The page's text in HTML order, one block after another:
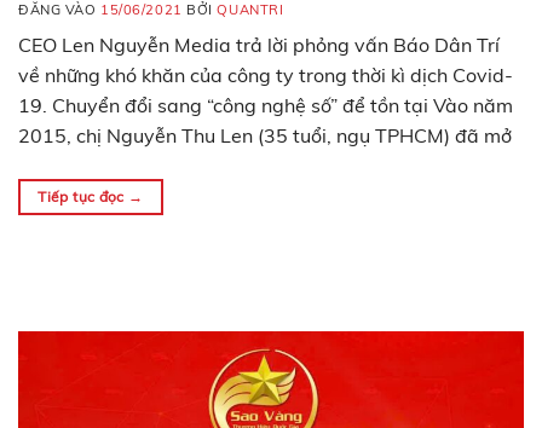
ĐĂNG VÀO 15/06/2021 BỞIQUANTRI
CEO Len Nguyễn Media trả lời phỏng vấn Báo Dân Trí
về những khó khăn của công ty trong thời kì dịch Covid-
19. Chuyển đổi sang “công nghệ số” để tồn tại Vào năm
2015, chị Nguyễn Thu Len (35 tuổi, ngụ TPHCM) đã mở
Tiếp tục đọc →